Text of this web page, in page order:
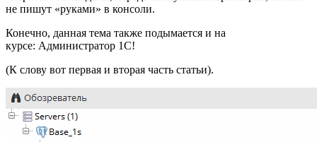
не пишут «руками» в консоли.
Конечно, данная тема также подымается и на
курсе: Администратор 1С!
(К слову вот первая и вторая часть статьи).